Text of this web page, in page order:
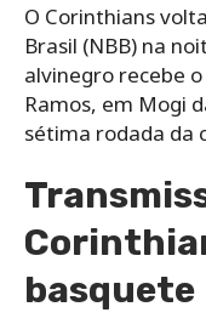
O Corinthians
Brasil (NBB) na
alvinegro recebe
Ramos, em Mogi
sétima rodada da
basquete